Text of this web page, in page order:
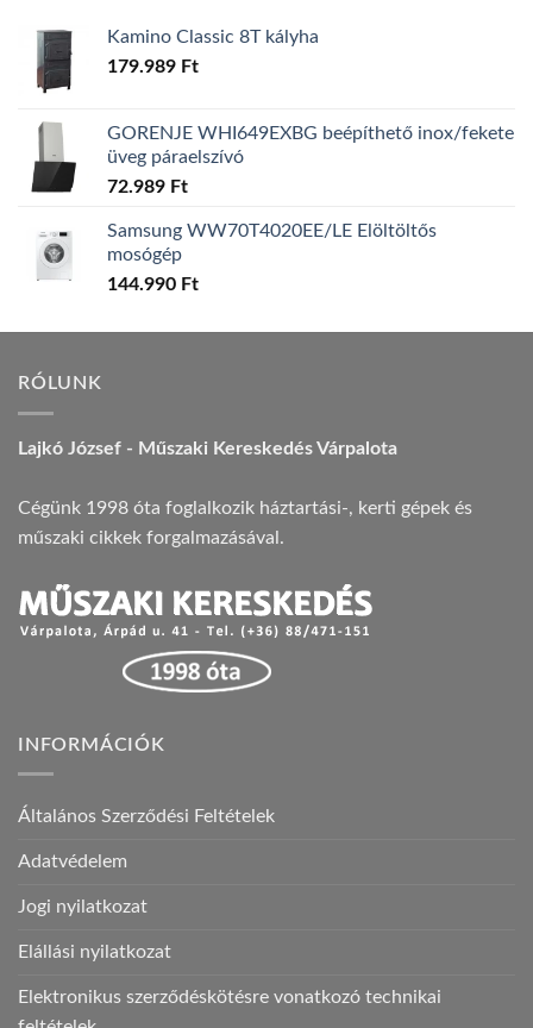
Kamino Classic 8T kályha
179.989 Ft
GORENJE WHI649EXBG beépíthető inox/fekete
üveg páraelszívó
72.989 Ft
Samsung WW70T4020EE/LE Elöltöltős
mosógép
144.990 Ft
RÓLUNK
Lajkó József - Műszaki Kereskedés Várpalota
Cégünk 1998 óta foglalkozik háztartási-, kerti gépek és
műszaki cikkek forgalmazásával.
INFORMÁCIÓK
Általános Szerződési Feltételek
Adatvédelem
Jogi nyilatkozat
Elállási nyilatkozat
Elektronikus szerződéskötésre vonatkozó technikai